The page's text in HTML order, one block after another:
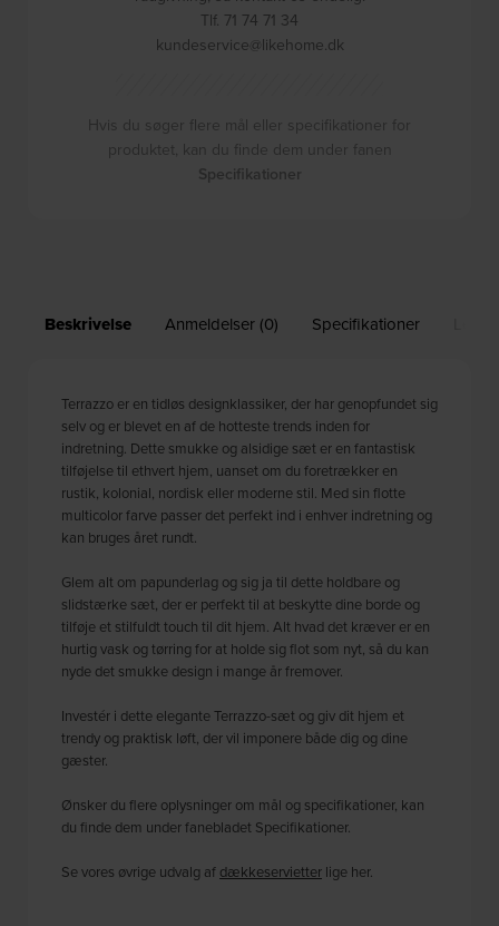
Beskrivelse Anmeldelser (0) Specifikationer
Terrazzo er en tidløs designklassiker, der har genopfundet sig
selv og er blevet en af de hotteste trends inden for
indretning. Dette smukke og alsidige sæt er en fantastisk
tilføjelse til ethvert hjem, uanset om du foretrækker en
rustik, kolonial, nordisk eller moderne stil. Med sin flotte
multicolor farve passer det perfekt ind i enhver indretning og
kan bruges året rundt.
Glem alt om papunderlag og sig ja til dette holdbare og
slidstærke sæt, der er perfekt til at beskytte dine borde og
tilføje et stilfuldt touch til dit hjem. Alt hvad det kræver er en
hurtig vask og tørring for at holde sig flot som nyt, så du kan
nyde det smukke design i mange år fremover.
Investér i dette elegante Terrazzo-sæt og giv dit hjem et
trendy og praktisk løft, der vil imponere både dig og dine
gæster.
Ønsker du flere oplysninger om mål og specifikationer, kan
du finde dem under fanebladet Specifikationer.
Se vores øvrige udvalg af dækkeservietter lige her.
Tlf. 71 74 71 34
kundeservice@likehome.dk
Hvis du søger flere mål eller specifikationer for
produktet, kan du finde dem under fanen
Specifikationer